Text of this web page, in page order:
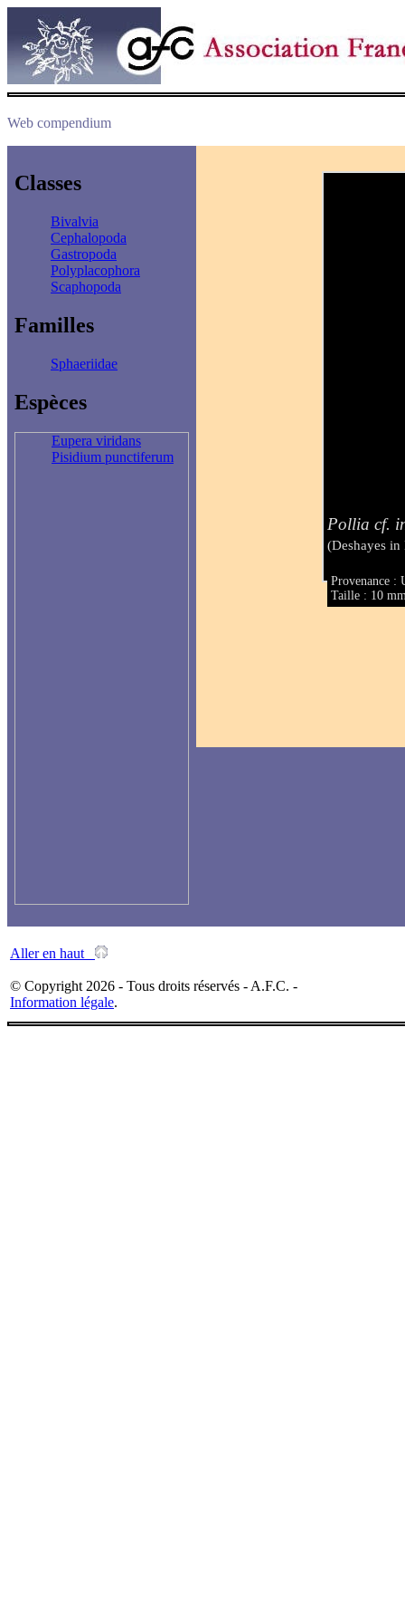
Web compendium
Classes
Bivalvia
Cephalopoda
Gastropoda
Polyplacophora
Scaphopoda
Familles
Sphaeriidae
Espèces
Eupera viridans
Pisidium punctiferum
Pollia cf.
(Deshayes
Provenance :
Taille : 10
Aller en haut
© Copyright 2026 - Tous droits réservés - A.F.C. -
Information légale.